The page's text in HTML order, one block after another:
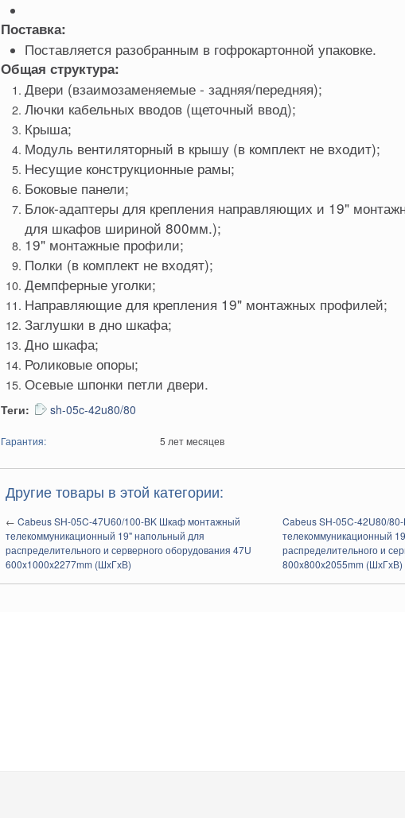
Поставка:
Поставляется разобранным в гофрокартонной упаковке.
Общая структура:
Двери (взаимозаменяемые - задняя/передняя);
Лючки кабельных вводов (щеточный ввод);
Крыша;
Модуль вентиляторный в крышу (в комплект не входит);
Несущие конструкционные рамы;
Боковые панели;
Блок-адаптеры для крепления направляющих и 19"
для шкафов шириной 800мм.);
19" монтажные профили;
Полки (в комплект не входят);
Демпферные уголки;
Направляющие для крепления 19" монтажных профилей;
Заглушки в дно шкафа;
Дно шкафа;
Роликовые опоры;
Осевые шпонки петли двери.
Теги: sh-05c-42u80/80
Гарантия: 5 лет месяцев
Другие товары в этой категории:
← Cabeus SH-05C-47U60/100-BK Шкаф монтажный
телекоммуникационный 19" напольный для
распределительного и серверного оборудования 47U
600x1000x2277mm (ШхГхВ)
Cabeus SH-05C-42U80/
телекоммуникационный
распределительного и
800x800x2055mm (ШхГхВ)